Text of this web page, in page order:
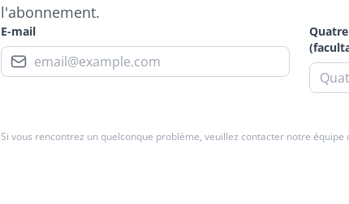
l'abonnement.
E-mail
Si vous rencontrez un quelconque problème, veuillez contacter notre équipe